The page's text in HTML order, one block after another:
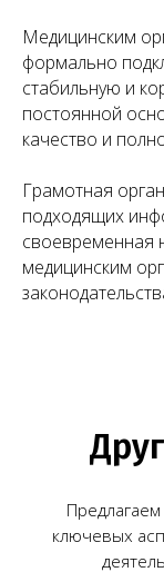
Медицинским
формально
стабильную и
постоянной
качество и
Грамотная
подходящих
своевременная
медицинским
Юридические услуги для